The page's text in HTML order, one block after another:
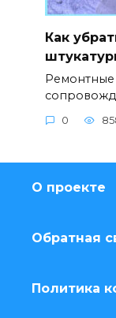
Как
Ремонтные
0
О проекте
Обратная
Политика